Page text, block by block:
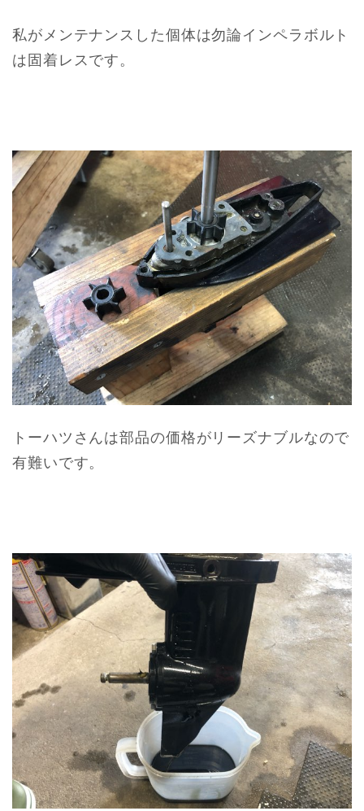
私がメンテナンスした個体は勿論インペラボルト
は固着レスです。
トーハツさんは部品の価格がリーズナブルなので
有難いです。